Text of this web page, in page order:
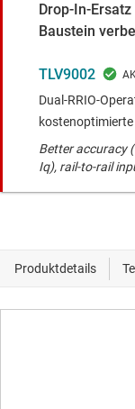
Drop-In-
Baustein
TLV9002
Dual-RRIO-
Better accuracy
Iq), rail-to-rail